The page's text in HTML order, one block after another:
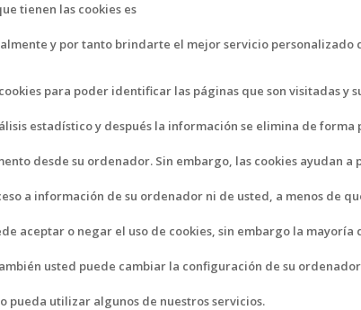
tienen las cookies es
y por tanto brindarte el mejor servicio personalizado
cookies para poder identificar las páginas que son visitadas y
estadístico y después la información se elimina de forma
desde su ordenador. Sin embargo, las cookies ayudan a
a información de su ordenador ni de usted, a menos de
aceptar o negar el uso de cookies, sin embargo la mayoría
usted puede cambiar la configuración de su
pueda utilizar algunos de nuestros servicios.